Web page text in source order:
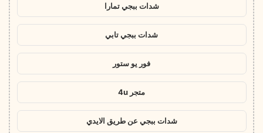
شدات ببجي تمارا
شدات ببجي تابي
فور يو ستور
متجر 4u
شدات ببجي عن طريق الايدي